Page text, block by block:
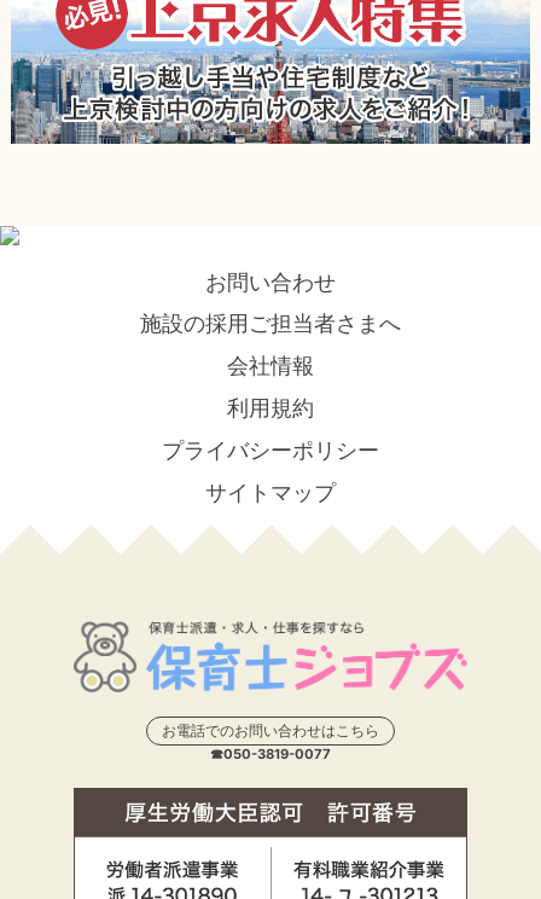
お問い合わせ
施設の採用ご担当者さまへ
会社情報
利用規約
プライバシーポリシー
サイトマップ
お電話でのお問い合わせはこちら
☎050-3819-0077